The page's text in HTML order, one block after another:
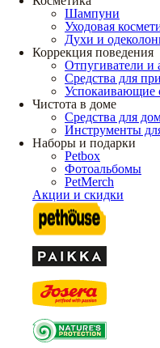
Шампуни
Уходовая
Духи и
Коррекция поведения
Отпугиватели и
Средства для
Успокаивающие
Чистота в доме
Средства для
Инструменты
Наборы и подарки
Petbox
Фотоальбомы
PetMerch
Акции и скидки